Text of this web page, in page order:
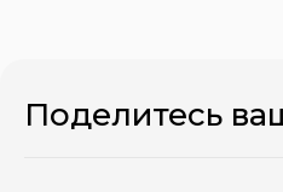
Поделитесь